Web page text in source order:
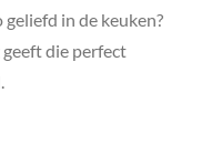
in de keuken?
die perfect